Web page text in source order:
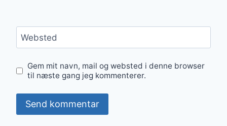
Websted
Gem mit navn, mail og websted i denne browser
til næste gang jeg kommenterer.